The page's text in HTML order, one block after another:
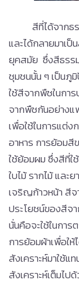
สีที่ได้จาก
และได้กลายมาเ
ยุคสมัย ซึ่งสีธรร
ชุมชนนั้น ๆ เป็น
ใช้สีจากพืชในกา
จากพืชกันอย่างแ
เพื่อใช้ในการแต่
อาหาร การย้อมสี
ใช้ย้อมผม ซึ่งสีที่ใ
ใบไม้ รากไม้ และ
เจริญก้าวหน้า สี
ประโยชน์ของสีจ
นั่นคือจะใช้ในการ
การย้อมผ้าเพื่อใ
สังเคราะห์มาใช้
สังเคราะห์เต็มไ